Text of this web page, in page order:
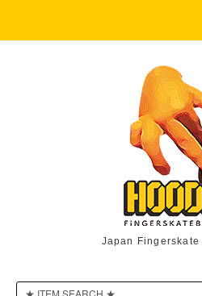
Japan Fingerskate